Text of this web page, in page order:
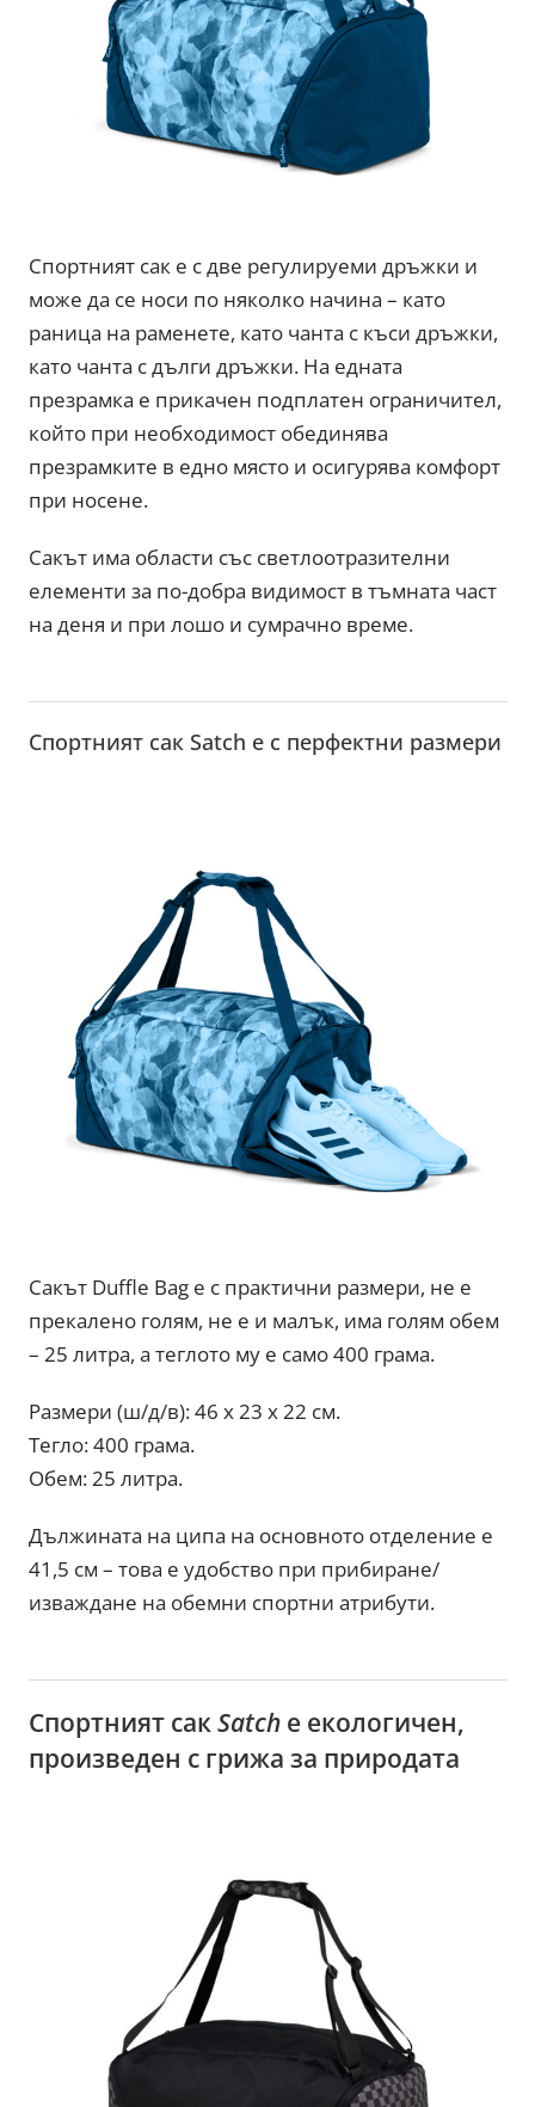
Спортният сак е с две регулируеми дръжки и
може да се носи по няколко начина – като
раница на раменете, като чанта с къси дръжки,
като чанта с дълги дръжки. На едната
презрамка е прикачен подплатен ограничител,
който при необходимост обединява
презрамките в едно място и осигурява комфорт
при носене.
Сакът има области със светлоотразителни
елементи за по-добра видимост в тъмната част
на деня и при лошо и сумрачно време.
Спортният сак Satch е с перфектни размери
Сакът Duffle Bag е с практични размери, не е
прекалено голям, не е и малък, има голям обем
– 25 литра, а теглото му е само 400 грама.
Размери (ш/д/в): 46 x 23 x 22 см.
Тегло: 400 грама.
Обем: 25 литра.
Дължината на ципа на основното отделение е
41,5 см – това е удобство при прибиране/
изваждане на обемни спортни атрибути.
Спортният сакSatch е екологичен,
произведен с грижа за природата